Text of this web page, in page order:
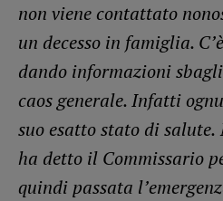
non viene contattato
un decesso in famiglia.
dando informazioni
caos generale. Infatti
suo esatto stato di salute.
ha detto il Commissario
quindi passata